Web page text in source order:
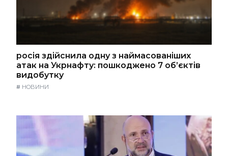
росія здійснила одну з наймасованіших
атак на Укрнафту: пошкоджено 7 об’єктів
видобутку
# НОВИНИ